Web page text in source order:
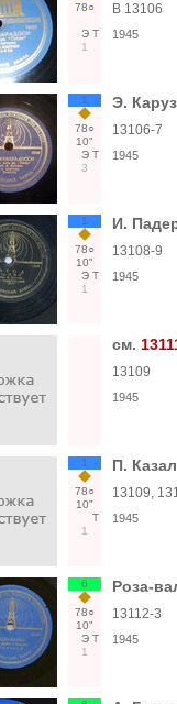
78○
Э Т
1
В 13106
1945
1
78○
10"
Э Т
3
Э.
13106-7
1945
1
78○
10"
Э Т
1
И.
13108-9
1945
см.
13109
1945
1
78○
10"
Т
1
П.
13109,
1945
6
78○
10"
Э Т
1
Роза-
13112-3
1945